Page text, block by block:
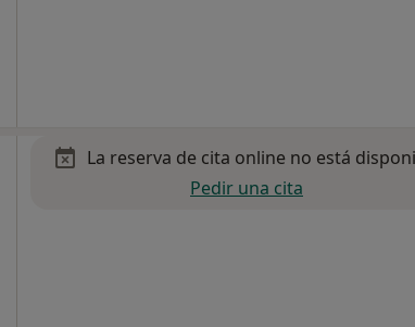
La reserva de cita online no está
Pedir una cita